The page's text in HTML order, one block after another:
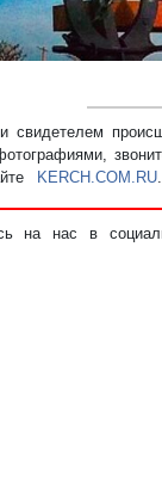
свидетелем
KERCH.COM.RU.
на нас в